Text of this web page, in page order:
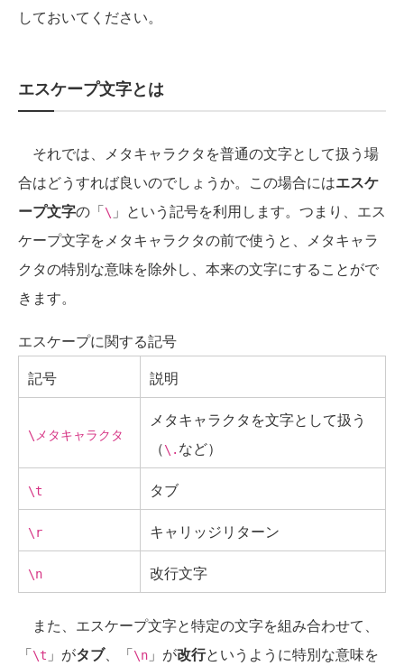
しておいてください。
エスケープ文字とは
それでは、メタキャラクタを普通の文字として扱う場
合はどうすれば良いのでしょうか。この場合にはエスケ
ープ文字の「\ 」という記号を利用します。つまり、エス
ケープ文字をメタキャラクタの前で使うと、メタキャラ
クタの特別な意味を除外し、本来の文字にすることがで
きます。
エスケープに関する記号
記号
説明
\メタキャラクタ
メタキャラクタを文字として扱う
（\. など）
\t タブ
\r キャリッジリターン
\n 改行文字
また、エスケープ文字と特定の文字を組み合わせて、
「\t 」がタブ、「\n 」が改行というように特別な意味を